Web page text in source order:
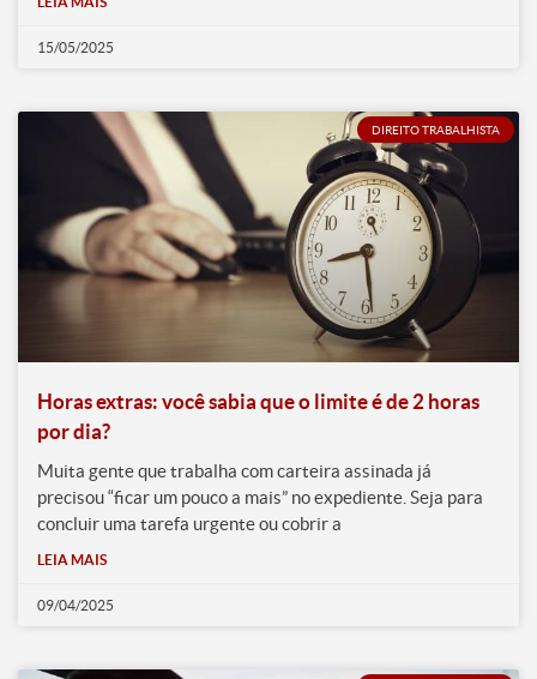
15/05/2025
DIREITO TRABALHISTA
Horas extras: você sabia que o limite é de 2 horas
por dia?
Muita gente que trabalha com carteira assinada já
precisou “ficar um pouco a mais” no expediente. Seja para
concluir uma tarefa urgente ou cobrir a
LEIA MAIS
09/04/2025